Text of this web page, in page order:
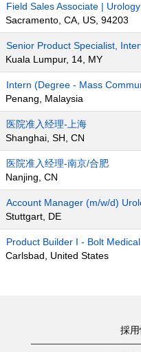
Field Sales Associate |
Sacramento, CA, US, 94203
Senior Product Specialist,
Kuala Lumpur, 14, MY
Intern (Degree - Mass
Penang, Malaysia
医院准入经理-上海
Shanghai, SH, CN
医院准入经理-南京/合肥
Nanjing, CN
Account Manager (m/w/d)
Stuttgart, DE
Product Builder I - Bolt Medical
Carlsbad, United States
採